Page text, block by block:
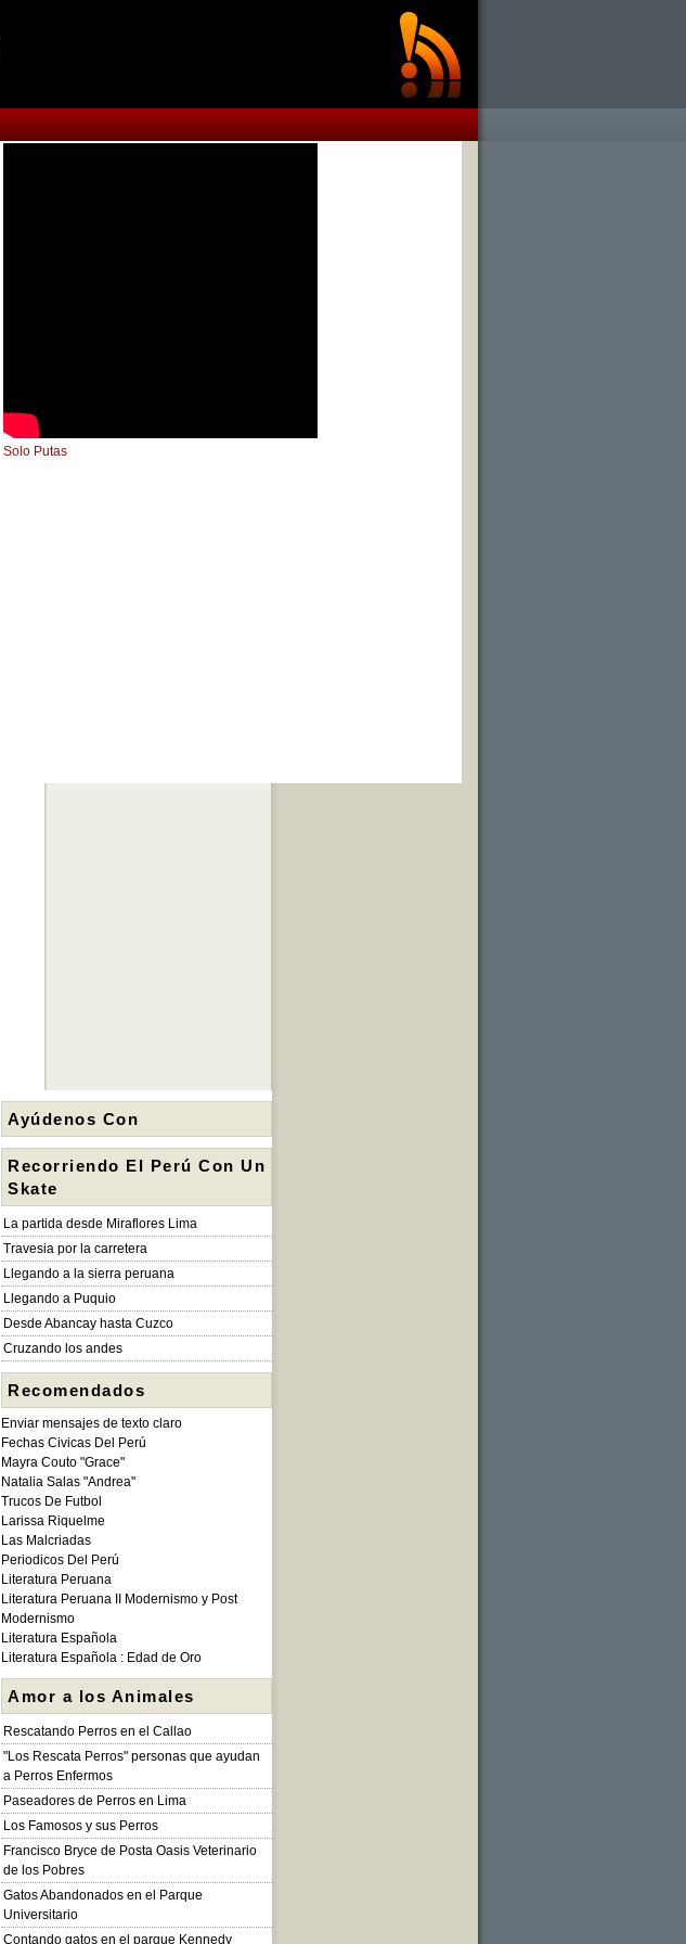
Solo Putas
Ayúdenos Con
Recorriendo El Perú Con Un
Skate
La partida desde Miraflores Lima
Travesia por la carretera
Llegando a la sierra peruana
Llegando a Puquio
Desde Abancay hasta Cuzco
Cruzando los andes
Recomendados
Enviar mensajes de texto claro
Fechas Civicas Del Perú
Mayra Couto "Grace"
Natalia Salas "Andrea"
Trucos De Futbol
Larissa Riquelme
Las Malcriadas
Periodicos Del Perú
Literatura Peruana
Literatura Peruana II Modernismo y Post
Modernismo
Literatura Española
Literatura Española : Edad de Oro
Amor a los Animales
Rescatando Perros en el Callao
"Los Rescata Perros" personas que ayudan
a Perros Enfermos
Paseadores de Perros en Lima
Los Famosos y sus Perros
Francisco Bryce de Posta Oasis Veterinario
de los Pobres
Gatos Abandonados en el Parque
Universitario
Contando gatos en el parque Kennedy